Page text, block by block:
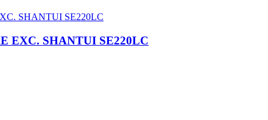
EXC. SHANTUI SE220LC